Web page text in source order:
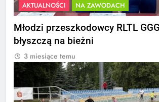
AKTUALNOŚCI NA ZAWODACH
Młodzi przeszkodowcy RLTL
błyszczą na bieżni
3 miesiące temu